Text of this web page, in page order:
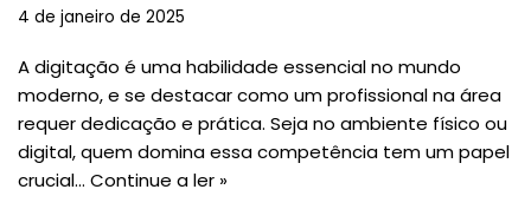
4 de janeiro de 2025
A digitação é uma habilidade essencial no mundo
moderno, e se destacar como um profissional na área
requer dedicação e prática. Seja no ambiente físico ou
digital, quem domina essa competência tem um papel
crucial… Continue a ler »